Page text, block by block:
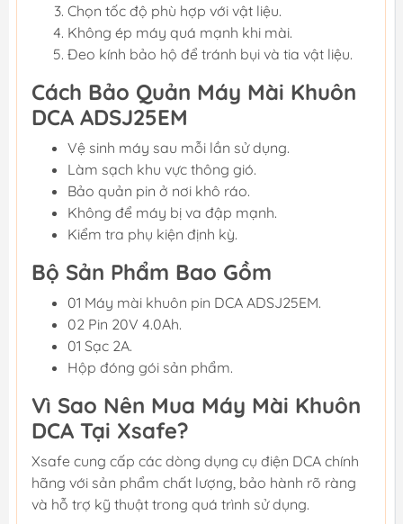
Chọn tốc độ phù hợp với vật liệu.
Không ép máy quá mạnh khi mài.
Đeo kính bảo hộ để tránh bụi và tia vật liệu.
Cách Bảo Quản Máy Mài Khuôn
DCA ADSJ25EM
Vệ sinh máy sau mỗi lần sử dụng.
Làm sạch khu vực thông gió.
Bảo quản pin ở nơi khô ráo.
Không để máy bị va đập mạnh.
Kiểm tra phụ kiện định kỳ.
Bộ Sản Phẩm Bao Gồm
01 Máy mài khuôn pin DCA ADSJ25EM.
02 Pin 20V 4.0Ah.
01 Sạc 2A.
Hộp đóng gói sản phẩm.
Vì Sao Nên Mua Máy Mài Khuôn
DCA Tại Xsafe?
Xsafe cung cấp các dòng dụng cụ điện DCA chính
hãng với sản phẩm chất lượng, bảo hành rõ ràng
và hỗ trợ kỹ thuật trong quá trình sử dụng.